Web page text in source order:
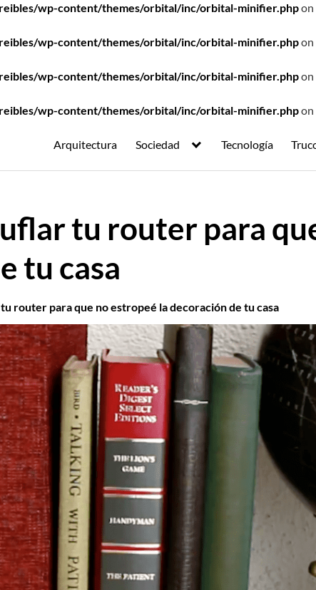
wp-content/themes/orbital/inc/orbital-minifier.php
wp-content/themes/orbital/inc/orbital-minifier.php
wp-content/themes/orbital/inc/orbital-minifier.php
wp-content/themes/orbital/inc/orbital-minifier.php
Arquitectura Sociedad Tecnología
tu router para
tu casa
router para que no estropeé la decoración de tu casa